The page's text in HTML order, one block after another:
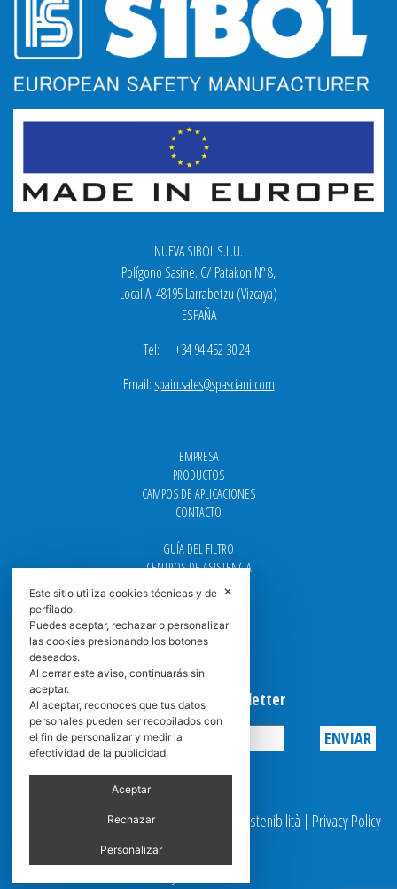
NUEVA SIBOL S.L.U.
Polígono Sasine. C/ Patakon Nº 8,
Local A. 48195 Larrabetzu (Vizcaya)
ESPAÑA
Tel: +34 94 452 30 24
Email: spain.sales@spasciani.com
EMPRESA
PRODUCTOS
CAMPOS DE APLICACIONES
CONTACTO
GUÍA DEL FILTRO
CENTROS DE ASISTENCIA
DOWNLOAD
NEWS
FAQ
CARRERA
Suscribirse a la Newsletter
Privacy
© 2025 Spasciani |Codice Etico Report Sostenibilità | Privacy Policy
✕
Este sitio utiliza cookies técnicas y de
perfilado.
Puedes aceptar, rechazar o personalizar
las cookies presionando los botones
deseados.
Al cerrar este aviso, continuarás sin
aceptar.
Al aceptar, reconoces que tus datos
personales pueden ser recopilados con
el fin de personalizar y medir la
efectividad de la publicidad.
Aceptar
Rechazar
Personalizar